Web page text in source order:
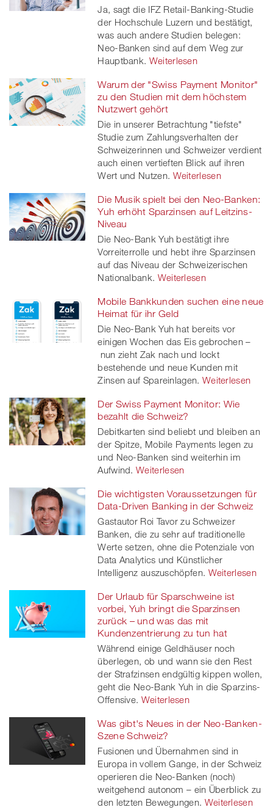
Ja, sagt die IFZ Retail-Banking-Studie
der Hochschule Luzern und bestätigt,
was auch andere Studien belegen:
Neo-Banken sind auf dem Weg zur
Hauptbank. Weiterlesen
Warum der "Swiss Payment Monitor"
zu den Studien mit dem höchstem
Nutzwert gehört
Die in unserer Betrachtung "tiefste"
Studie zum Zahlungsverhalten der
Schweizerinnen und Schweizer verdient
auch einen vertieften Blick auf ihren
Wert und Nutzen. Weiterlesen
Die Musik spielt bei den Neo-Banken:
Yuh erhöht Sparzinsen auf Leitzins-
Niveau
Die Neo-Bank Yuh bestätigt ihre
Vorreiterrolle und hebt ihre Sparzinsen
auf das Niveau der Schweizerischen
Nationalbank. Weiterlesen
Mobile Bankkunden suchen eine neue
Heimat für ihr Geld
Die Neo-Bank Yuh hat bereits vor
einigen Wochen das Eis gebrochen –
nun zieht Zak nach und lockt
bestehende und neue Kunden mit
Zinsen auf Spareinlagen. Weiterlesen
Der Swiss Payment Monitor: Wie
bezahlt die Schweiz?
Debitkarten sind beliebt und bleiben an
der Spitze, Mobile Payments legen zu
und Neo-Banken sind weiterhin im
Aufwind. Weiterlesen
Die wichtigsten Voraussetzungen für
Data-Driven Banking in der Schweiz
Gastautor Roi Tavor zu Schweizer
Banken, die zu sehr auf traditionelle
Werte setzen, ohne die Potenziale von
Data Analytics und Künstlicher
Intelligenz auszuschöpfen. Weiterlesen
Der Urlaub für Sparschweine ist
vorbei, Yuh bringt die Sparzinsen
zurück – und was das mit
Kundenzentrierung zu tun hat
Während einige Geldhäuser noch
überlegen, ob und wann sie den Rest
der Strafzinsen endgültig kippen wollen,
geht die Neo-Bank Yuh in die Sparzins-
Offensive. Weiterlesen
Was gibt's Neues in der Neo-Banken-
Szene Schweiz?
Fusionen und Übernahmen sind in
Europa in vollem Gange, in der Schweiz
operieren die Neo-Banken (noch)
weitgehend autonom – ein Überblick zu
den letzten Bewegungen. Weiterlesen